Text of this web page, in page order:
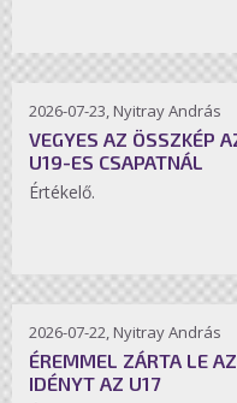
2026-07-23, Nyitray András
VEGYES AZ ÖSSZKÉP
U19-ES CSAPATNÁL
Értékelő.
2026-07-22, Nyitray András
ÉREMMEL ZÁRTA LE AZ
IDÉNYT AZ U17